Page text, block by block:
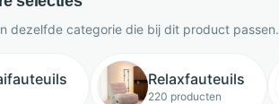
dezelfde categorie die bij dit product passen.
Relaxfauteuils
220 producten